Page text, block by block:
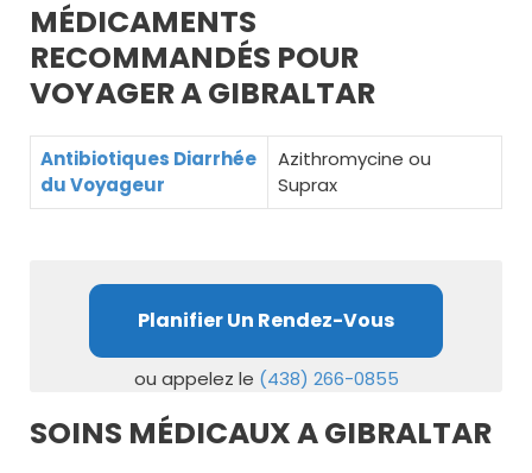
MÉDICAMENTS
RECOMMANDÉS POUR
VOYAGER A GIBRALTAR
Antibiotiques Diarrhée
du Voyageur
Azithromycine ou
Suprax
Planifier Un Rendez-Vous
ou appelez le (438) 266-0855
SOINS MÉDICAUX A GIBRALTAR